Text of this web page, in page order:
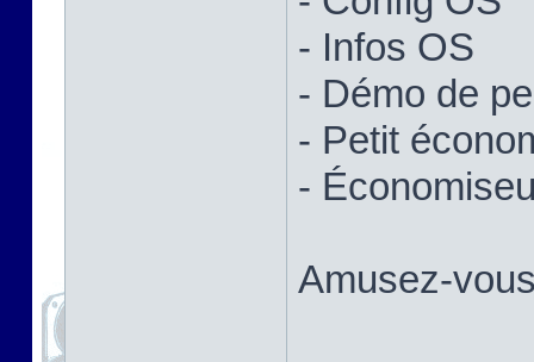
- Infos OS
- Démo de
- Petit
-
Amusez-